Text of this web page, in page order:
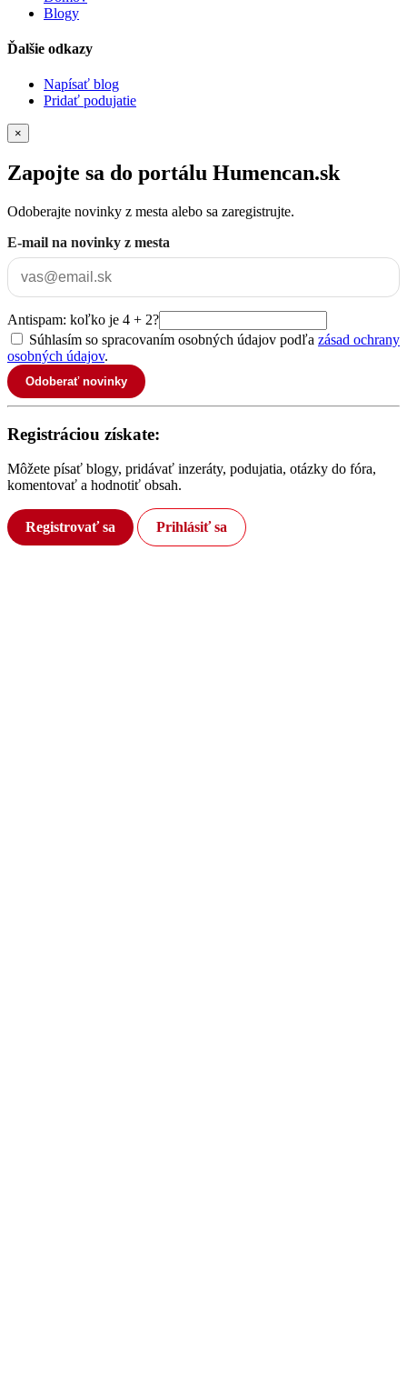
Blogy
Ďalšie odkazy
Napísať blog
Pridať podujatie
×
Zapojte sa do portálu Humencan.sk
Odoberajte novinky z mesta alebo sa zaregistrujte.
E-mail na novinky z mesta
Antispam: koľko je 4 + 2?
Súhlasím so spracovaním osobných údajov podľa zásad ochrany
osobných údajov.
Odoberať novinky
Registráciou získate:
Môžete písať blogy, pridávať inzeráty, podujatia, otázky do fóra,
komentovať a hodnotiť obsah.
Registrovať sa Prihlásiť sa